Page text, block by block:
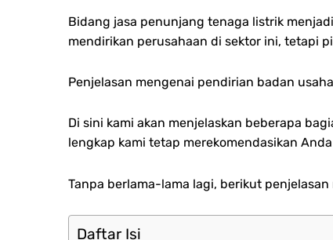
Bidang jasa penunjang tenaga listrik
mendirikan perusahaan di sektor ini, tetapi
Penjelasan mengenai pendirian badan
Di sini kami akan menjelaskan beberapa
lengkap kami tetap merekomendasikan
Tanpa berlama-lama lagi, berikut
Daftar Isi